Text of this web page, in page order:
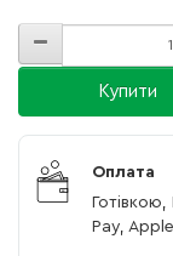
Купити
Оплата
Pay,